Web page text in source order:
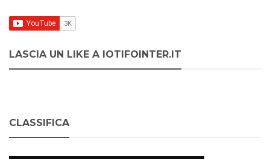
LASCIA UN LIKE A IOTIFOINTER.IT
CLASSIFICA